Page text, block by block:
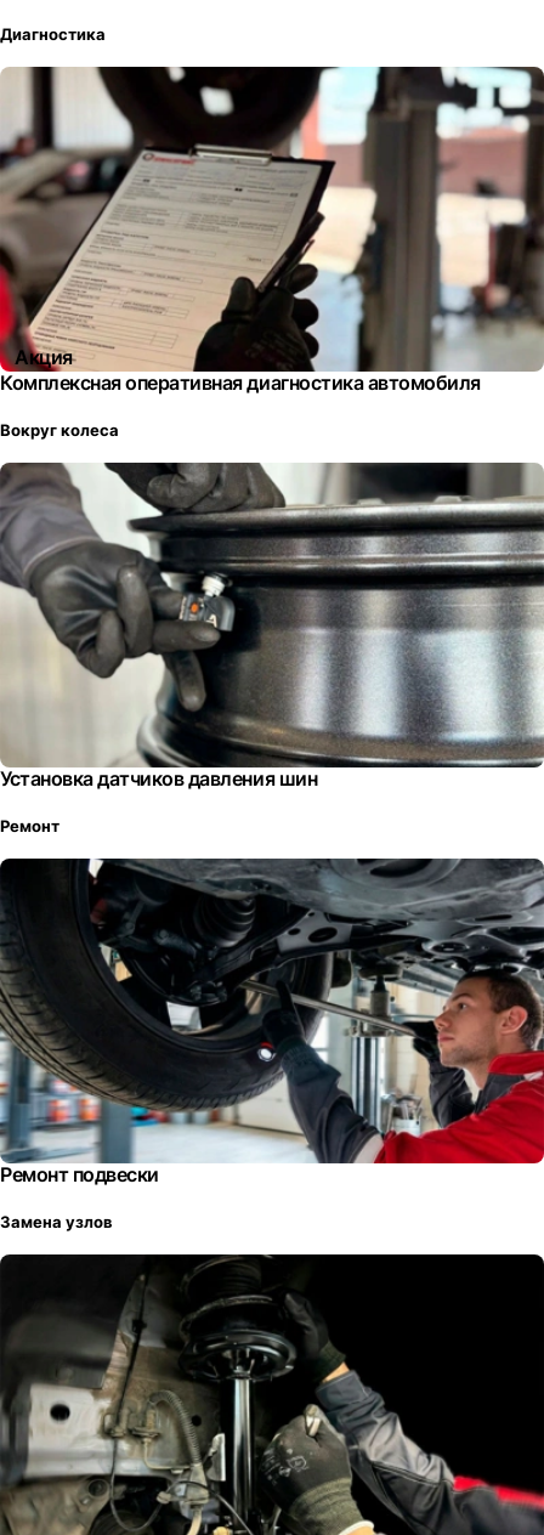
Диагностика
Акция
Комплексная оперативная диагностика автомобиля
Вокруг колеса
Установка датчиков давления шин
Ремонт
Ремонт подвески
Замена узлов